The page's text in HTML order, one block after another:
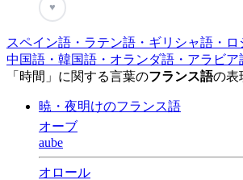
♥
スペイン語・ラテン語・ギリシャ語・ロ
中国語・韓国語・オランダ語・アラビア
「時間」に関する言葉のフランス語の表
暁・夜明けのフランス語
オーブ
aube
オロール